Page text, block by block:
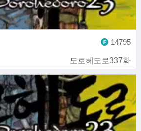
도로헤도로337화
14795